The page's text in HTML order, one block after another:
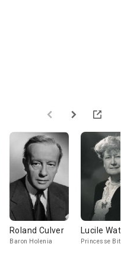
Roland Culver
Baron Holenia
Lucile
Princesse